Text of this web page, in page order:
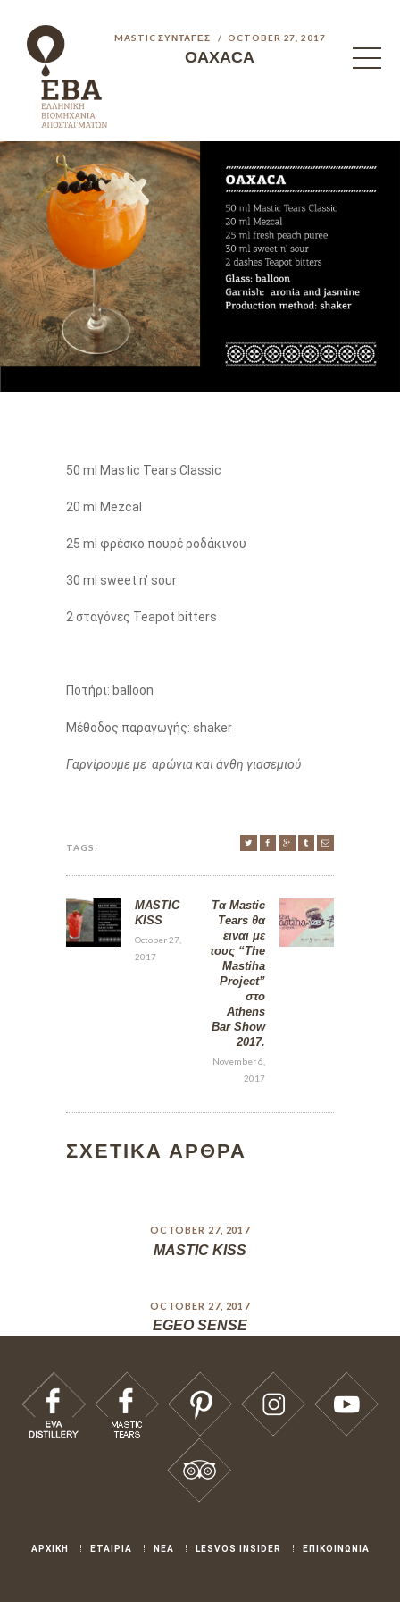
MASTIC ΣΥΝΤΑΓΈΣ OCTOBER 27, 2017
OAXACA
50 ml Mastic Tears Classic
20 ml Mezcal
25 ml φρέσκο πουρέ ροδάκινου
30 ml sweet n’ sour
2 σταγόνες Teapot bitters
Ποτήρι: balloon
Μέθοδος παραγωγής: shaker
Γαρνίρουμε με αρώνια και άνθη γιασεμιού
TAGS:
MASTIC
KISS
October 27,
2017
Τα Mastic
Tears θα
ειναι με
τους “The
Mastiha
Project”
στο
Athens
Bar Show
2017.
November 6,
2017
ΣΧΕΤΙΚΑ ΑΡΘΡΑ
OCTOBER 27, 2017
MASTIC KISS
OCTOBER 27, 2017
EGEO SENSE
ΑΡΧΙΚΗ ΕΤΑΙΡΙΑ ΝΕΑ LESVOS INSIDER ΕΠΙΚΟΙΝΩΝΙΑ